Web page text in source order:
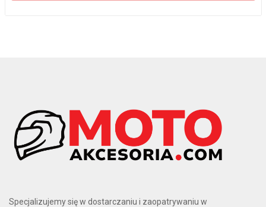
Specjalizujemy się w dostarczaniu i zaopatrywaniu w